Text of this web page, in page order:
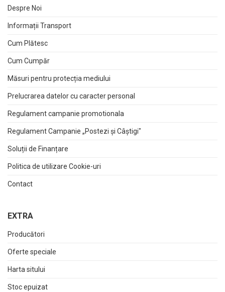
Despre Noi
Informații Transport
Cum Plătesc
Cum Cumpăr
Măsuri pentru protecția mediului
Prelucrarea datelor cu caracter personal
Regulament campanie promotionala
Regulament Campanie „Postezi și Câștigi"
Soluții de Finanțare
Politica de utilizare Cookie-uri
Contact
EXTRA
Producători
Oferte speciale
Harta sitului
Stoc epuizat